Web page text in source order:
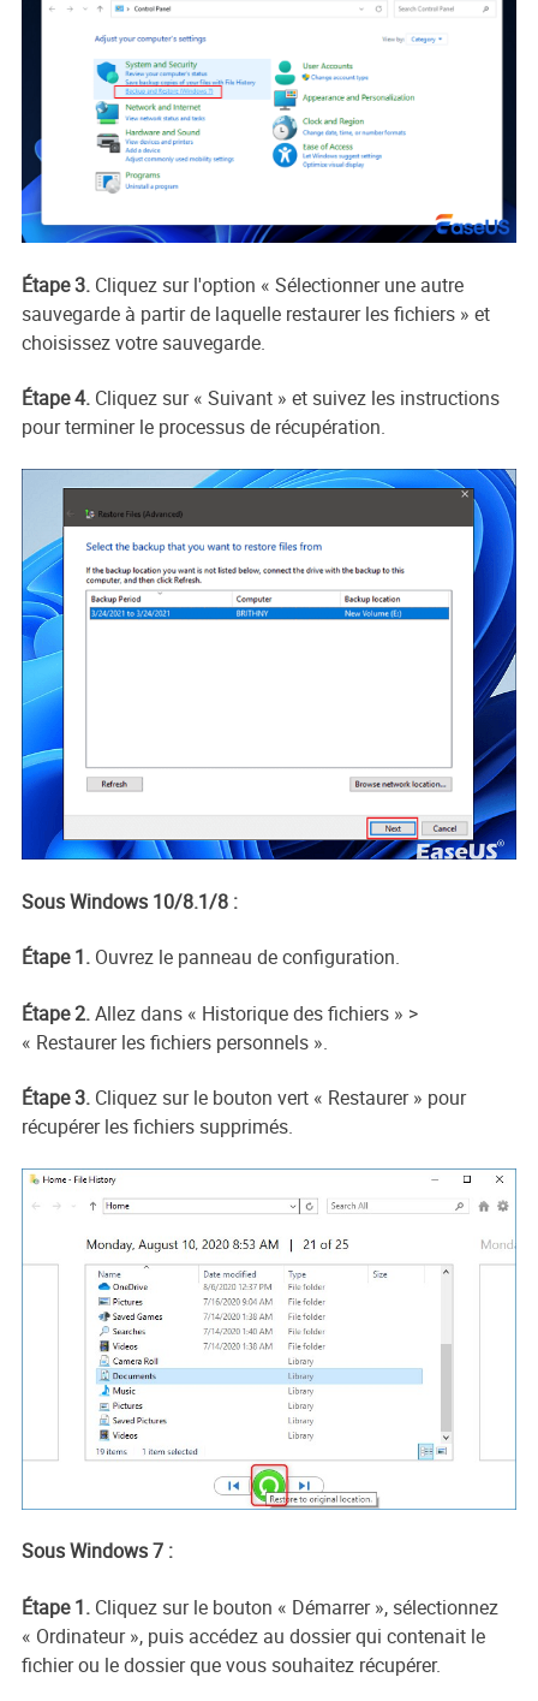
Étape 3.Cliquez sur l'option « Sélectionner une autre
sauvegarde à partir de laquelle restaurer les fichiers » et
choisissez votre sauvegarde.
Étape 4.Cliquez sur « Suivant » et suivez les instructions
pour terminer le processus de récupération.
Sous Windows 10/8.1/8 :
Étape 1.Ouvrez le panneau de configuration.
Étape 2.Allez dans « Historique des fichiers » >
« Restaurer les fichiers personnels ».
Étape 3.Cliquez sur le bouton vert « Restaurer » pour
récupérer les fichiers supprimés.
Sous Windows 7 :
Étape 1.Cliquez sur le bouton « Démarrer », sélectionnez
« Ordinateur », puis accédez au dossier qui contenait le
fichier ou le dossier que vous souhaitez récupérer.